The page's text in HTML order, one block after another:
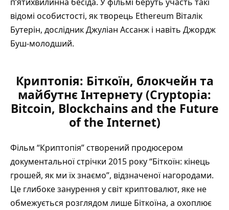
відомі особистості, як творець Ethereum Віталік
Бутерін, дослідник Джуліан Ассанж і навіть Джордж
Буш-молодший.
Криптопія: Біткоїн, блокчейн та
майбутнє Інтернету (Cryptopia:
Bitcoin, Blockchains and the Future
of the Internet)
Фільм “Криптопія” створений продюсером
документальної стрічки 2015 року “Біткоїн: кінець
грошей, як ми їх знаємо”, відзначеної нагородами.
Це глибоке занурення у світ криптовалют, яке не
обмежується розглядом лише Біткоїна, а охоплює